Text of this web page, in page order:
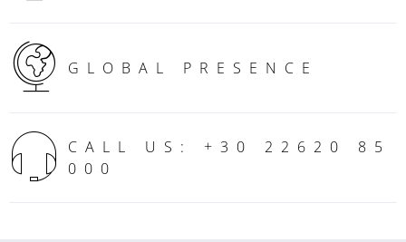
GLOBAL PRESENCE
CALL US: +30 22620 85
000